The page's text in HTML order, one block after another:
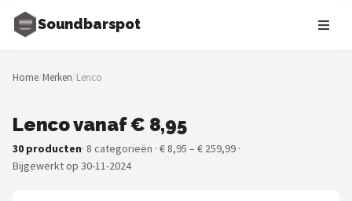
Soundbarspot
Zoeken
NAVIGATIE
Merken
Home/Merken/Lenco
Lenco vanaf € 8,95
30 producten· 8 categorieën · € 8,95 – € 259,99 ·
Bijgewerkt op 30-11-2024